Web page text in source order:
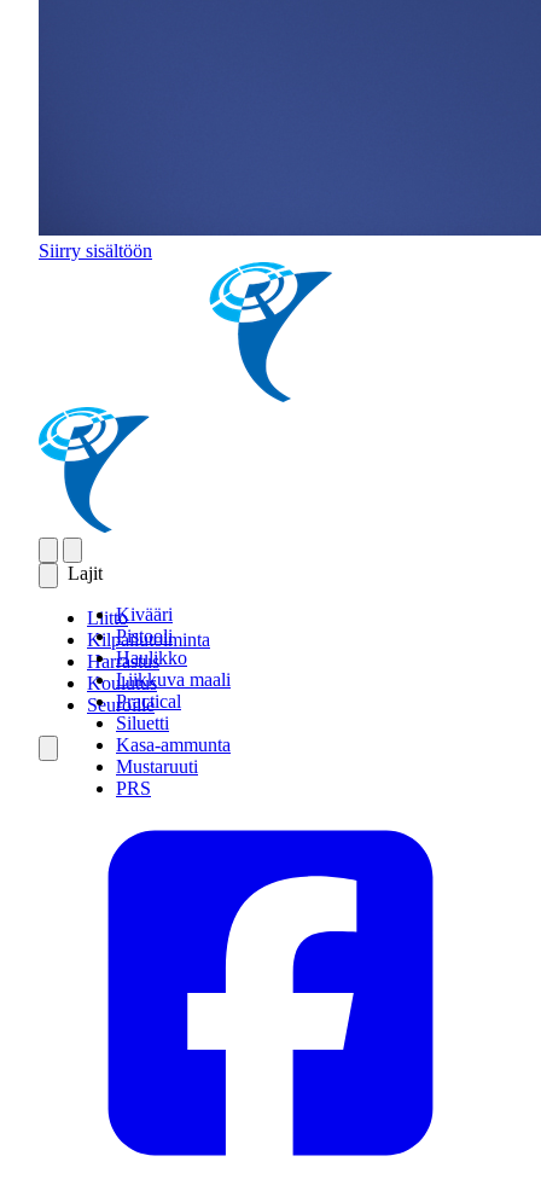
Siirry sisältöön
Lajit
Kivääri
Pistooli
Haulikko
Liikkuva maali
Practical
Siluetti
Kasa-ammunta
Mustaruuti
PRS
Liitto
Kilpailutoiminta
Harrastus
Koulutus
Seuroille